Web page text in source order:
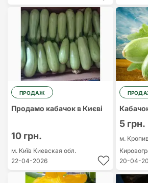
ПРОДАЖ
Продамо кабачок в Києві
10 грн.
м. Київ Киевская обл.
22-04-2026
5 грн.
м.
20-04-